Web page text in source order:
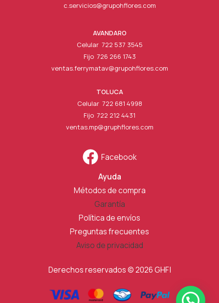
c.servicios@grupohflores.com
AVANDARO
Celular 722 537 3545
Fijo 726 266 1743
ventas.ferrymatav@grupohflores.com
TOLUCA
Celular 722 681 4998
Fijo 722 212 4431
ventas.mp@gruphflores.com
Facebook
Ayuda
Métodos de compra
Garantía
Política de envíos
Preguntas frecuentes
Aviso de privacidad
Derechos reservados © 2026 GHF|